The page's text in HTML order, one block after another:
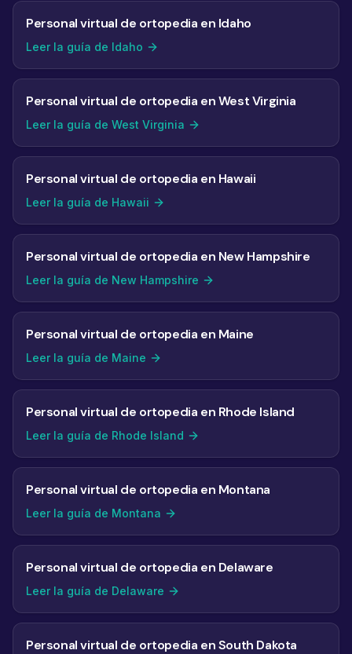
Personal virtual de ortopedia en Idaho
Leer la guía de Idaho
Personal virtual de ortopedia en West Virginia
Leer la guía de West Virginia
Personal virtual de ortopedia en Hawaii
Leer la guía de Hawaii
Personal virtual de ortopedia en New Hampshire
Leer la guía de New Hampshire
Personal virtual de ortopedia en Maine
Leer la guía de Maine
Personal virtual de ortopedia en Rhode Island
Leer la guía de Rhode Island
Personal virtual de ortopedia en Montana
Leer la guía de Montana
Personal virtual de ortopedia en Delaware
Leer la guía de Delaware
Personal virtual de ortopedia en South Dakota